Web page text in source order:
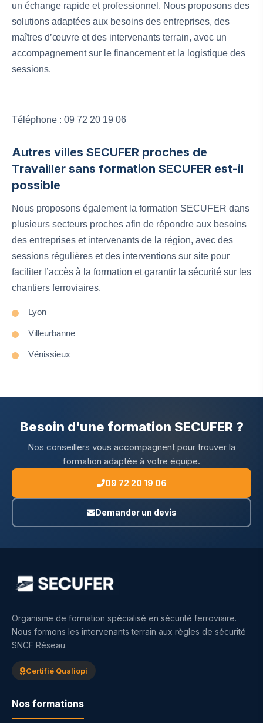
un échange rapide et professionnel. Nous proposons des
solutions adaptées aux besoins des entreprises, des
maîtres d’œuvre et des intervenants terrain, avec un
accompagnement sur le financement et la logistique des
sessions.
Téléphone : 09 72 20 19 06
Autres villes SECUFER proches de
Travailler sans formation SECUFER est-il
possible
Nous proposons également la formation SECUFER dans
plusieurs secteurs proches afin de répondre aux besoins
des entreprises et intervenants de la région, avec des
sessions régulières et des interventions sur site pour
faciliter l’accès à la formation et garantir la sécurité sur les
chantiers ferroviaires.
Lyon
Villeurbanne
Vénissieux
Besoin d'une formation SECUFER ?
Nos conseillers vous accompagnent pour trouver la
formation adaptée à votre équipe.
09 72 20 19 06
Demander un devis
Organisme de formation spécialisé en sécurité ferroviaire.
Nous formons les intervenants terrain aux règles de sécurité
SNCF Réseau.
Certifié Qualiopi
Nos formations